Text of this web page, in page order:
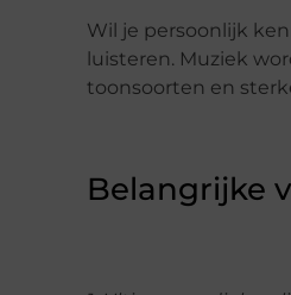
Wil je persoonlijk
luisteren. Muziek
toonsoorten en
Belangrijke